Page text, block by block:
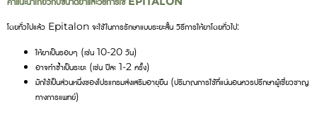
โดยทั่วไปแล้ว Epitalon จะใช้ในการรักษาแบบระยะสั้น วิธีการให้ยาโดยทั่วไป:
ให้ยาเป็นรอบๆ (เช่น 10-20 วัน)
อาจทำซ้ำเป็นระยะ (เช่น ปีละ 1-2 ครั้ง)
มักใช้เป็นส่วนหนึ่งของโปรแกรมส่งเสริมอายุยืน (ปริมาณการใช้ที่แน่นอนควรปรึกษาผู้เชี่ยวชาญ
ทางการแพทย์)